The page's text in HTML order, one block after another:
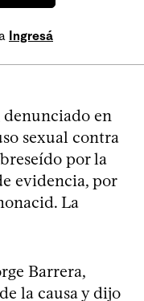
Ingresá
denunciado en
sexual contra
por la
evidencia, por
La
Barrera,
la causa y dijo